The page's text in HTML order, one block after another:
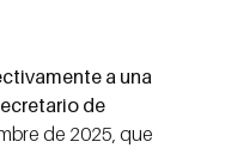
a una
de
de 2025, que